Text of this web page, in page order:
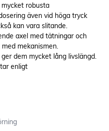
robusta
även vid höga tryck
kan vara slitande.
axel med tätningar och
mekanismen.
dem mycket lång livslängd.
enligt